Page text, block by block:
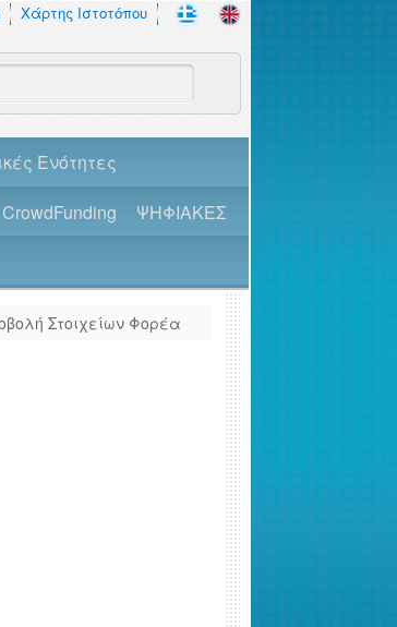
Χάρτης Ιστοτόπου
Ενότητες
CrowdFunding
ΨΗΦΙΑΚΕΣ
Στοιχείων Φορέα